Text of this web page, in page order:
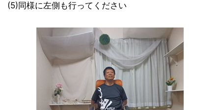
(5)同様に左側も行ってください